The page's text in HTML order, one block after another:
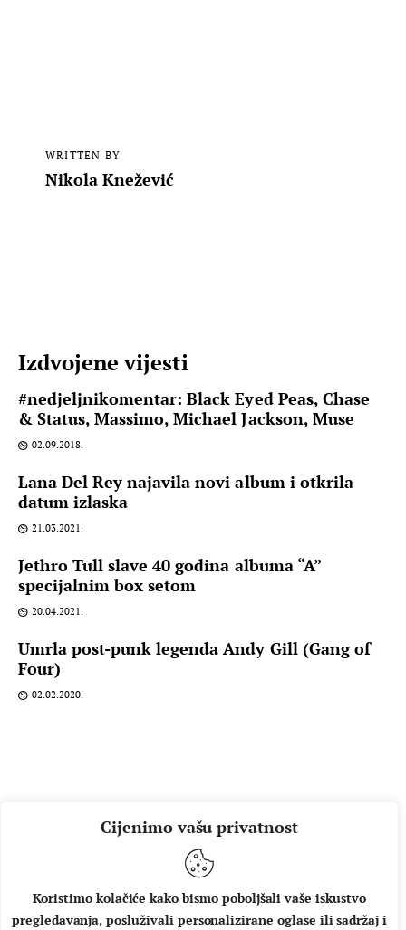
Cijenimo vašu privatnost
Koristimo kolačiće kako bismo poboljšali vaše iskustvo
pregledavanja, posluživali personalizirane oglase ili sadržaj i
WRITTEN BY
Nikola Knežević
Izdvojene vijesti
#nedjeljnikomentar: Black Eyed Peas, Chase
& Status, Massimo, Michael Jackson, Muse
02.09.2018.
Lana Del Rey najavila novi album i otkrila
datum izlaska
21.03.2021.
Jethro Tull slave 40 godina albuma “A”
specijalnim box setom
20.04.2021.
Umrla post-punk legenda Andy Gill (Gang of
Four)
02.02.2020.
O NAMA IMPRESSUM UVJETI KORIŠTENJA